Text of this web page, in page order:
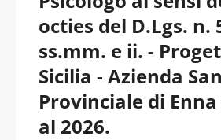
octies del D.Lgs. n.
ss.mm. e ii. -
Sicilia - Azienda
Provinciale di
al 2026.